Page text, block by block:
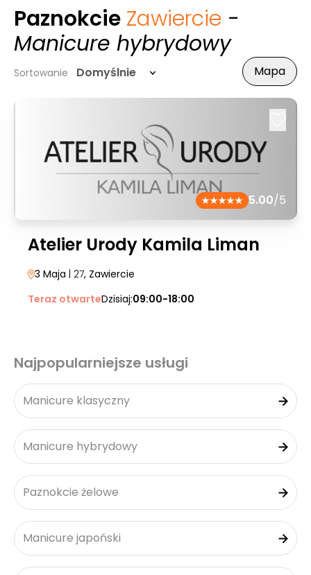
Paznokcie Zawiercie -
Manicure hybrydowy
Sortowanie Domyślnie Mapa
5.00/5
Atelier Urody Kamila Liman
3 Maja | 27, Zawiercie
Teraz otwarteDzisiaj:09:00-18:00
Najpopularniejsze usługi
Manicure klasyczny
Manicure hybrydowy
Paznokcie żelowe
Manicure japoński